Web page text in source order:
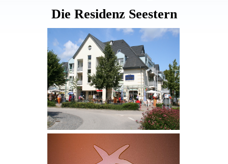
Die Residenz Seestern